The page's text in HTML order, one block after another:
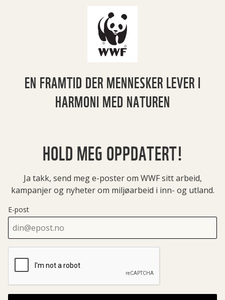
EN FRAMTID DER MENNESKER LEVER I
HARMONI MED NATUREN
HOLD MEG OPPDATERT!
Ja takk, send meg e-poster om WWF sitt arbeid,
kampanjer og nyheter om miljøarbeid i inn- og utland.
E-post